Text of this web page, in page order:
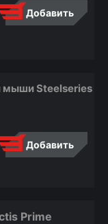
Добавить
мыши Steelseries
Добавить
Prime